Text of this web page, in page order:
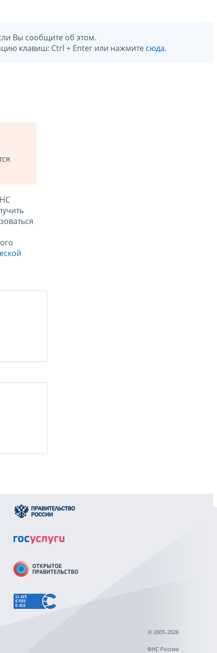
Вы сообщите об этом.
клавиш: Ctrl + Enter или нажмите сюда.
© 2005-2026
ФНС России